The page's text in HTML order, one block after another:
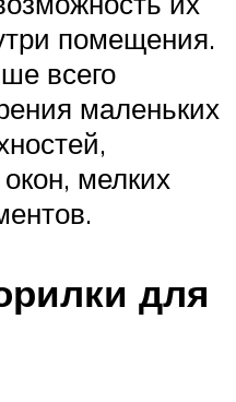
помещения.
всего
маленьких
мелких
для